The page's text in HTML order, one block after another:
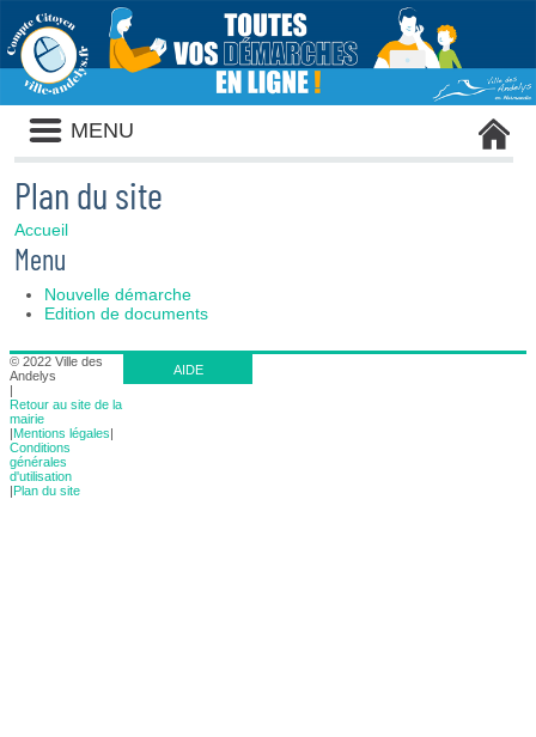
Liste
des
avertissements
MENU
Plan du site
Accueil
Menu
Nouvelle démarche
Edition de documents
© 2022 Ville des
Andelys
Retour au site de la
mairie
Mentions légales
Conditions
générales
d'utilisation
Plan du site
AIDE
Panneau de gestion des cookies